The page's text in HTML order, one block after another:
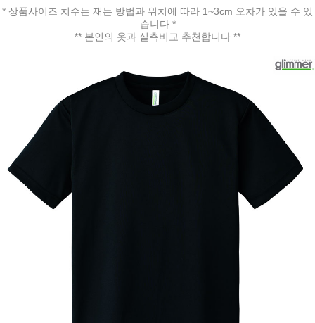
페이코 ID로 페
PAYCO 바로구매
* 상품사이즈 치수는 재는 방법과 위치에 따라 1~3cm 오차가 있을 수 있
습니다 *
** 본인의 옷과 실측비교 추천합니다 **